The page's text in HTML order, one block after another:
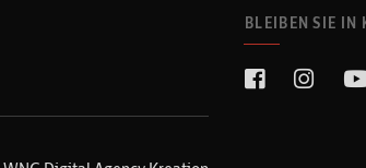
BLEIBEN SIE IN